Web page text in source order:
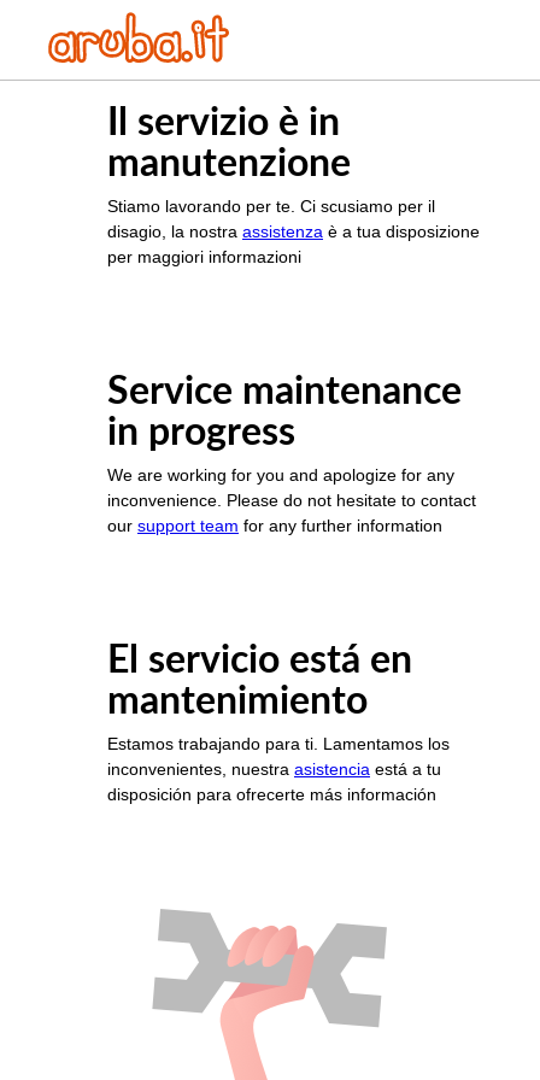
Il servizio è in
manutenzione
Stiamo lavorando per te. Ci scusiamo per il
disagio, la nostra assistenza è a tua disposizione
per maggiori informazioni
Service maintenance
in progress
We are working for you and apologize for any
inconvenience. Please do not hesitate to contact
our support team for any further information
El servicio está en
mantenimiento
Estamos trabajando para ti. Lamentamos los
inconvenientes, nuestra asistencia está a tu
disposición para ofrecerte más información